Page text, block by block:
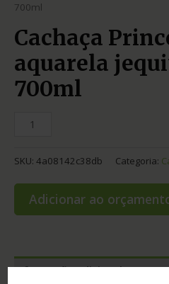
700ml
Cachaça
aquarela
700ml
SKU: 4a08142c38db Categoria:
Adicionar ao
Informação adicional